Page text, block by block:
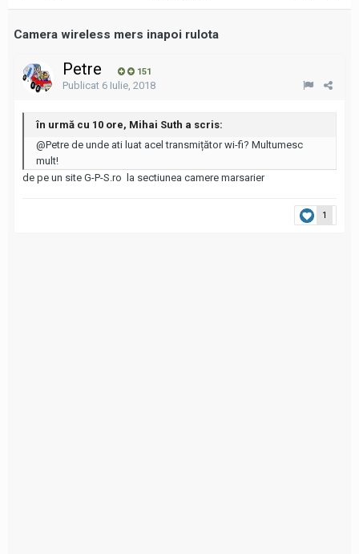
Camera wireless mers inapoi rulota
Petre 151
Publicat 6 Iulie, 2018
în urmă cu 10 ore, Mihai Suth a scris:
@Petre de unde ati luat acel transmițător wi-fi? Multumesc
mult!
de pe un site G-P-S.ro la sectiunea camere marsarier
1